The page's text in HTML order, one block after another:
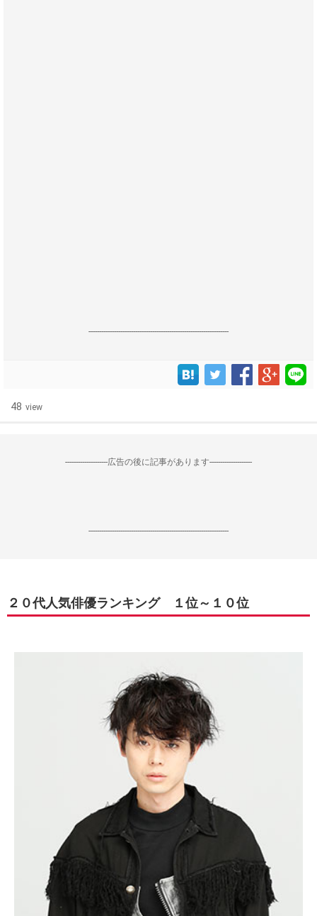
------------------------------------------------------------------
48 view
--------------------広告の後に記事があります--------------------
------------------------------------------------------------------
２０代人気俳優ランキング １位～１０位